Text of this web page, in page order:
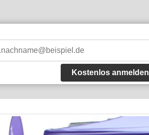
Kostenlos anmelden